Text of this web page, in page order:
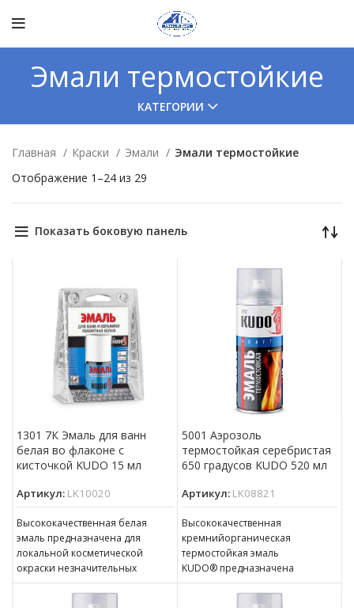
Эмали термостойкие
КАТЕГОРИИ
Главная Краски Эмали
Эмали термостойкие
Отображение 1–24 из 29
Показать боковую панель
1301 7К Эмаль для ванн
белая во флаконе с
кисточкой KUDO 15 мл
Артикул: LK10020
Высококачественная белая
эмаль предназначена для
локальной косметической
окраски незначительных
дефектов (сколов, царапин и др.)
на эмалированных ваннах
5001 Аэрозоль
термостойкая серебристая
650 градусов KUDO 520 мл
Артикул: LK08821
Высококачественная
кремнийорганическая
термостойкая эмаль
KUDO® предназначена
для окраски металлических
изделий, подверженных